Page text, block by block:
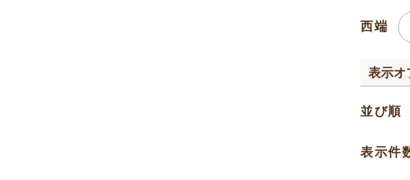
西端
表示オ
並び順
表示件